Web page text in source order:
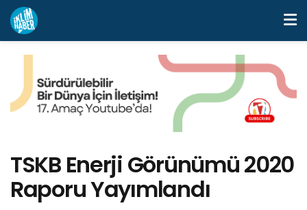
TSKB Enerji Görünümü 2020
Raporu Yayımlandı